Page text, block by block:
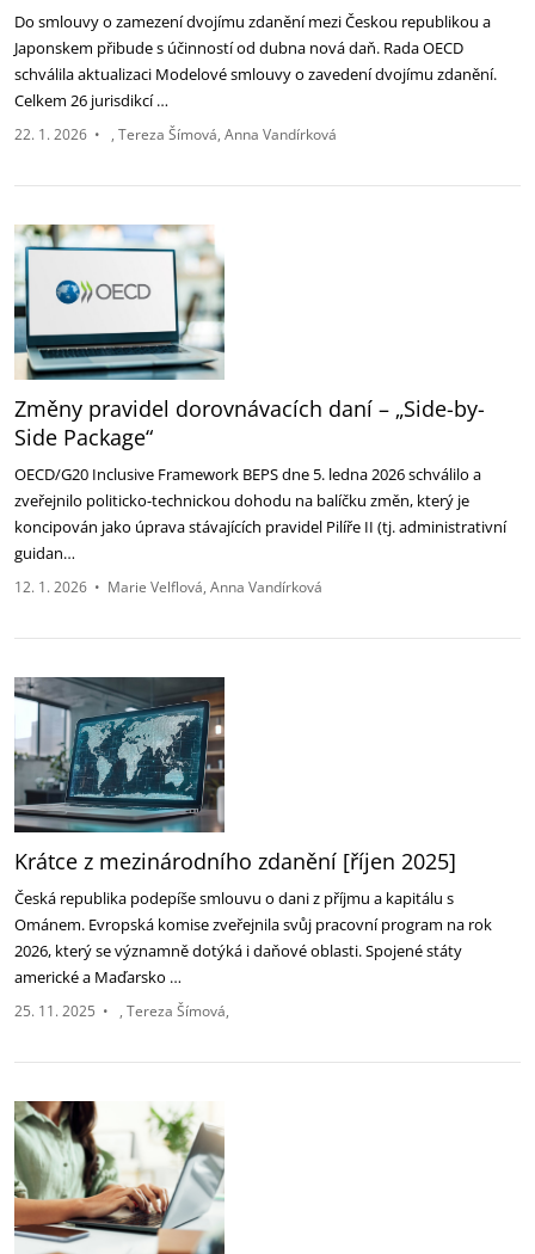
Do smlouvy o zamezení dvojímu zdanění mezi Českou republikou a
Japonskem přibude s účinností od dubna nová daň. Rada OECD
schválila aktualizaci Modelové smlouvy o zavedení dvojímu zdanění.
Celkem 26 jurisdikcí …
22. 1. 2026 • Tereza Šímová Anna Vandírková
Změny pravidel dorovnávacích daní – „Side-by-
Side Package“
OECD/G20 Inclusive Framework BEPS dne 5. ledna 2026 schválilo a
zveřejnilo politicko-technickou dohodu na balíčku změn, který je
koncipován jako úprava stávajících pravidel Pilíře II (tj. administrativní
guidan…
12. 1. 2026 • Marie Velflová Anna Vandírková
Krátce z mezinárodního zdanění [říjen 2025]
Česká republika podepíše smlouvu o dani z příjmu a kapitálu s
Ománem. Evropská komise zveřejnila svůj pracovní program na rok
2026‎, který se významně dotýká i daňové oblasti. Spojené státy
americké a Maďarsko …
25. 11. 2025 • Tereza Šímová